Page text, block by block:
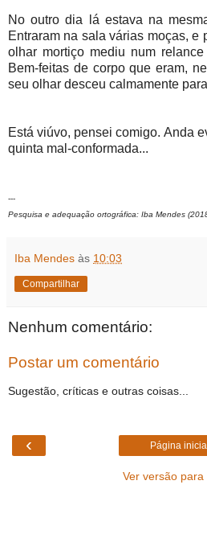
No outro dia lá estava na
Entraram na sala várias moças, e
olhar mortiço mediu num
Bem-feitas de corpo que eram,
seu olhar desceu calmamente
Está viúvo, pensei comigo. Anda
quinta mal-conformada...
---
Pesquisa e adequação ortográfica: Iba Mendes
Iba Mendes às 10:03
Compartilhar
Nenhum comentário:
Postar um comentário
Sugestão, críticas e outras coisas...
‹ Página
Ver versão para